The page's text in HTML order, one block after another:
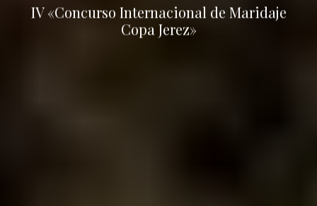
IV «Concurso Internacional de Maridaje
Copa Jerez»